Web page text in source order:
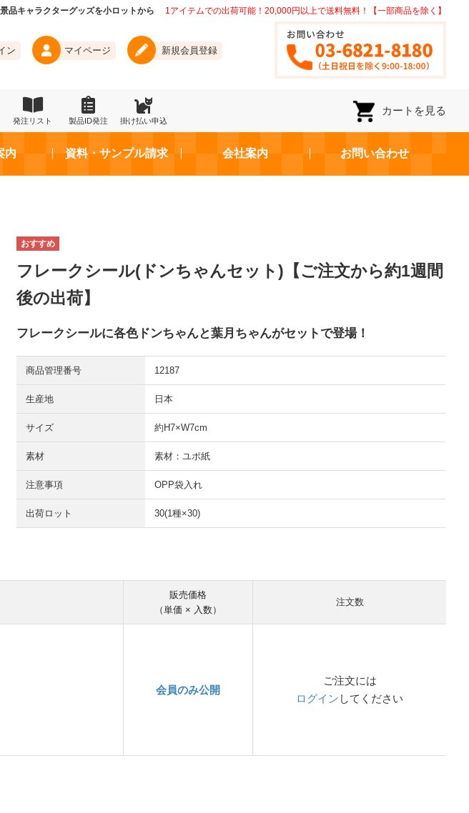
品キャラクターグッズを小ロットから 1アイテムでの出荷可能！20,000円以上で送料無料！【一部商品を除く】
ン マイページ 新規会員登録
発注リスト 製品ID発注 掛け払い申込
カートを見る
内 資料・サンプル請求 会社案内 お問い合わせ
フレークシール(ドンちゃんセット)【ご注文から約1週間
後の出荷】
フレークシールに各色ドンちゃんと葉月ちゃんがセットで登場！
商品管理番号 12187
生産地 日本
サイズ 約H7×W7cm
素材 素材：ユポ紙
注意事項 OPP袋入れ
出荷ロット 30(1種×30)
販売価格
（単価 × 入数）
注文数
会員のみ公開
ご注文には
ログイン してください